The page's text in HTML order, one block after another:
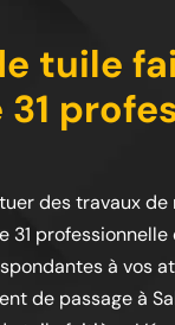
tuile
des travaux
31
à vos
de passage à